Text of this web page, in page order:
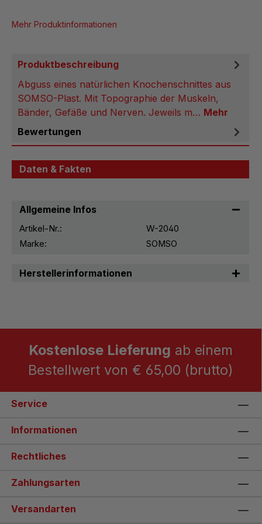
Mehr Produktinformationen
Produktbeschreibung
Abguss eines natürlichen Knochenschnittes aus
SOMSO-Plast. Mit Topographie der Muskeln,
Bänder, Gefäße und Nerven. Jeweils m… Mehr
Bewertungen
Daten & Fakten
Allgemeine Infos
Artikel-Nr.:
W-2040
Marke:
SOMSO
Herstellerinformationen
Kostenlose Lieferung ab einem
Bestellwert von € 65,00 (brutto)
Service
Informationen
Rechtliches
Zahlungsarten
Versandarten